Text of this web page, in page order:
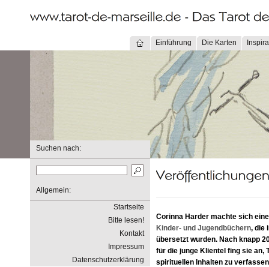
Einführung Die Karten
Suchen nach:
Allgemein:
Startseite
Bitte lesen!
Kontakt
Impressum
Datenschutzerklärung
Corinna Harder machte sich
Kinder- und Jugendbüchern, die
übersetzt wurden. Nach knapp
für die junge Klientel fing sie an,
spirituellen Inhalten zu